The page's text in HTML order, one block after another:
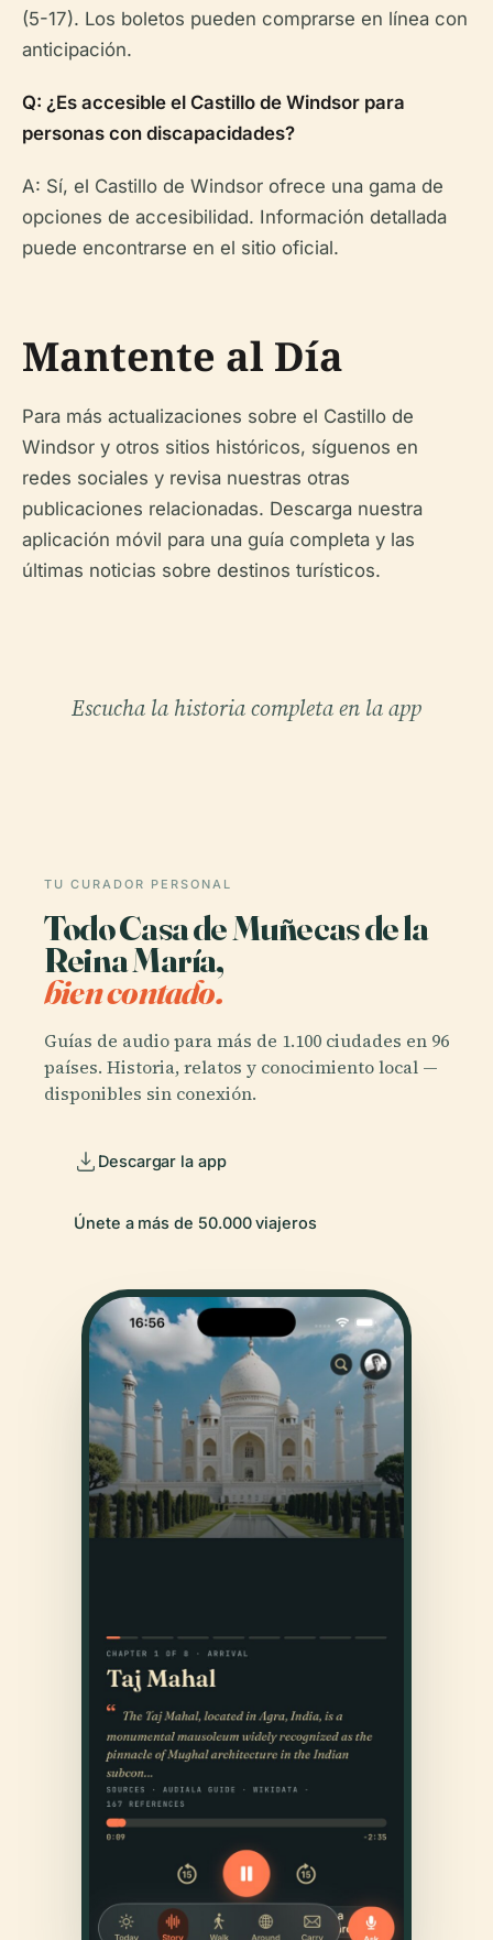
(5-17). Los boletos pueden comprarse en línea con
anticipación.
Q: ¿Es accesible el Castillo de Windsor para
personas con discapacidades?
A: Sí, el Castillo de Windsor ofrece una gama de
opciones de accesibilidad. Información detallada
puede encontrarse en el sitio oficial.
Mantente al Día
Para más actualizaciones sobre el Castillo de
Windsor y otros sitios históricos, síguenos en
redes sociales y revisa nuestras otras
publicaciones relacionadas. Descarga nuestra
aplicación móvil para una guía completa y las
últimas noticias sobre destinos turísticos.
Escucha la historia completa en la app
TU CURADOR PERSONAL
Todo Casa de Muñecas de la
Reina María,
bien contado.
Guías de audio para más de 1.100 ciudades en 96
países. Historia, relatos y conocimiento local —
disponibles sin conexión.
Descargar la app
Únete a más de 50.000 viajeros